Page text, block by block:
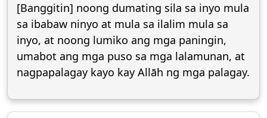
[Banggitin] noong dumating sila sa inyo mula
sa ibabaw ninyo at mula sa ilalim mula sa
inyo, at noong lumiko ang mga paningin,
umabot ang mga puso sa mga lalamunan, at
nagpapalagay kayo kay Allāh ng mga palagay.